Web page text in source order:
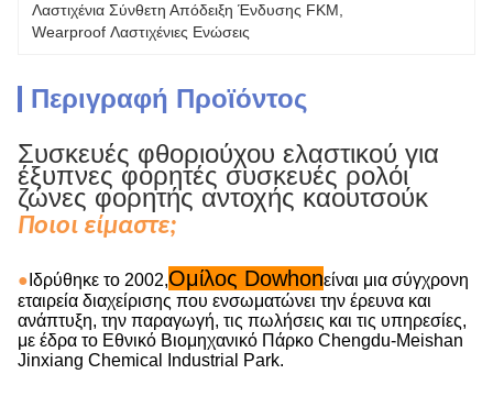
Λαστιχένια Σύνθετη Απόδειξη Ένδυσης FKM
Wearproof Λαστιχένιες Ενώσεις
Περιγραφή Προϊόντος
Συσκευές φθοριούχου ελαστικού για
έξυπνες φορητές συσκευές ρολόι
ζώνες φορητής αντοχής καουτσούκ
Ποιοι είμαστε;
● Ιδρύθηκε το 2002,Ομίλος Dowhonείναι μια σύγχρονη
εταιρεία διαχείρισης που ενσωματώνει την έρευνα και
ανάπτυξη, την παραγωγή, τις πωλήσεις και τις υπηρεσίες,
με έδρα το Εθνικό Βιομηχανικό Πάρκο Chengdu-Meishan
Jinxiang Chemical Industrial Park.